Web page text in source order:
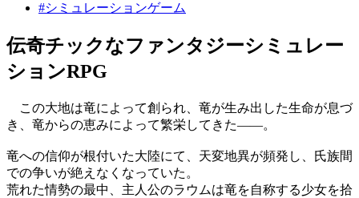
#シミュレーションゲーム
伝奇チックなファンタジーシミュレー
ションRPG
この大地は竜によって創られ、竜が生み出した生命が息づ
き、竜からの恵みによって繁栄してきた――。
竜への信仰が根付いた大陸にて、天変地異が頻発し、氏族間
での争いが絶えなくなっていた。
荒れた情勢の最中、主人公のラウムは竜を自称する少女を拾